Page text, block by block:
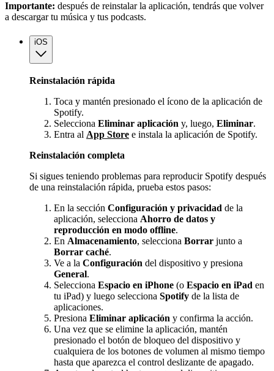
Importante: después de reinstalar la aplicación, tendrás que volver
a descargar tu música y tus podcasts.
iOS
Reinstalación rápida
Toca y mantén presionado el ícono de la aplicación de
Spotify.
Selecciona Eliminar aplicación y, luego, Eliminar.
Entra al App Store e instala la aplicación de Spotify.
Reinstalación completa
Si sigues teniendo problemas para reproducir Spotify después
de una reinstalación rápida, prueba estos pasos:
En la sección Configuración y privacidad de la
aplicación, selecciona Ahorro de datos y
reproducción en modo offline.
En Almacenamiento, selecciona Borrar junto a
Borrar caché.
Ve a la Configuración del dispositivo y presiona
General.
Selecciona Espacio en iPhone (o Espacio en iPad en
tu iPad) y luego selecciona Spotify de la lista de
aplicaciones.
Presiona Eliminar aplicación y confirma la acción.
Una vez que se elimine la aplicación, mantén
presionado el botón de bloqueo del dispositivo y
cualquiera de los botones de volumen al mismo tiempo
hasta que aparezca el control deslizante de apagado.